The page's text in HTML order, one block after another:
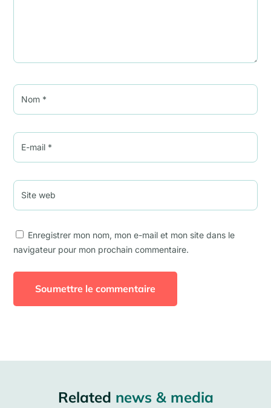
Enregistrer mon nom, mon e-mail et mon site dans le
navigateur pour mon prochain commentaire.
Soumettre le commentaire
Related news & media